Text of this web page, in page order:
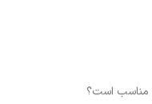
مناسب است؟